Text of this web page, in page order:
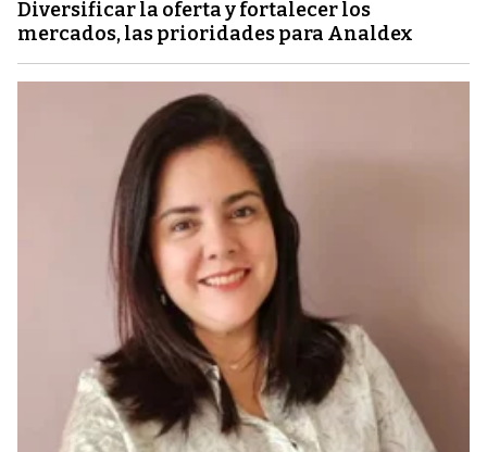
Diversificar la oferta y fortalecer los
mercados, las prioridades para Analdex